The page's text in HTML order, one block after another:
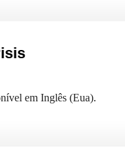
em Inglês (Eua).